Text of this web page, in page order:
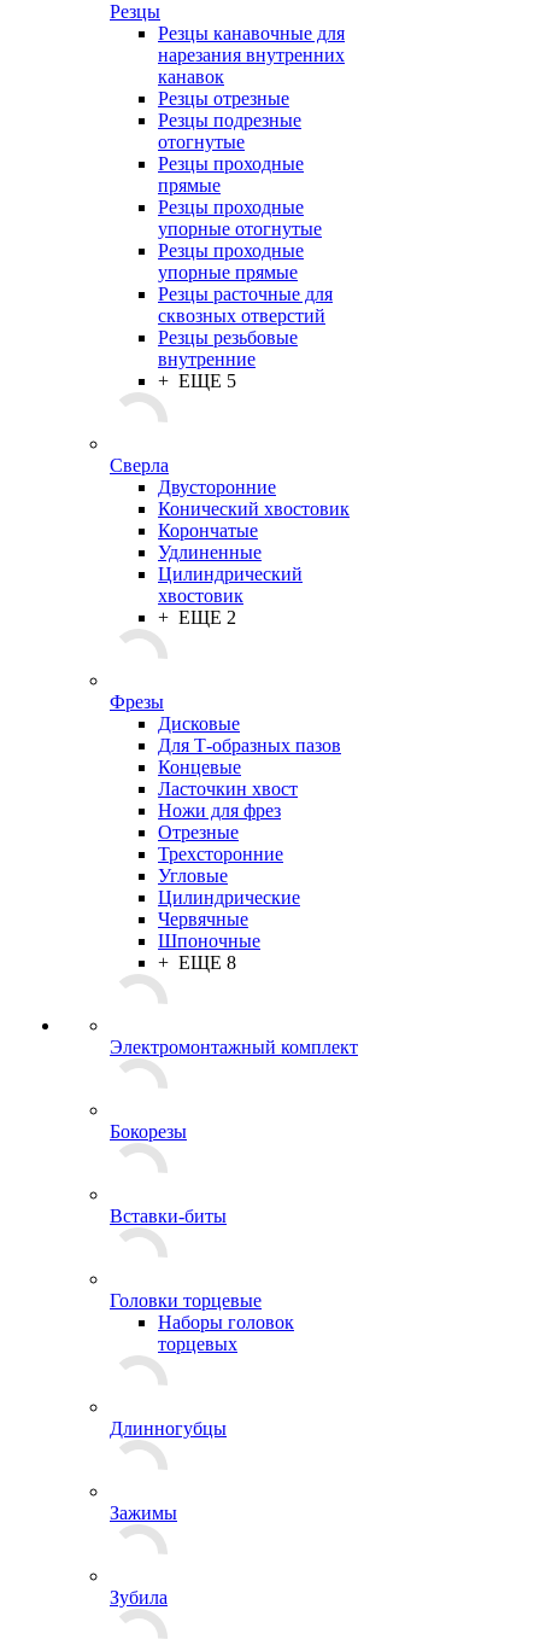
Резцы
Резцы канавочные для
нарезания внутренних
канавок
Резцы отрезные
Резцы подрезные
отогнутые
Резцы проходные
прямые
Резцы проходные
упорные отогнутые
Резцы проходные
упорные прямые
Резцы расточные для
сквозных отверстий
Резцы резьбовые
внутренние
+ ЕЩЕ 5
Сверла
Двусторонние
Конический хвостовик
Корончатые
Удлиненные
Цилиндрический
хвостовик
+ ЕЩЕ 2
Фрезы
Дисковые
Для Т-образных пазов
Концевые
Ласточкин хвост
Ножи для фрез
Отрезные
Трехсторонние
Угловые
Цилиндрические
Червячные
Шпоночные
+ ЕЩЕ 8
Электромонтажный комплект
Бокорезы
Вставки-биты
Головки торцевые
Наборы головок
торцевых
Длинногубцы
Зажимы
Зубила